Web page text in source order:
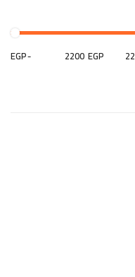
EGP- EGP